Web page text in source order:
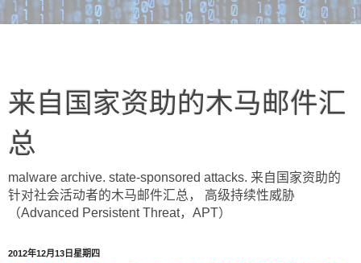
来自国家资助的木马邮件汇
总
malware archive. state-sponsored attacks. 来自国家资助的
针对社会活动者的木马邮件汇总， 高级持续性威胁
（Advanced Persistent Threat，APT）
2012年12月13日星期四